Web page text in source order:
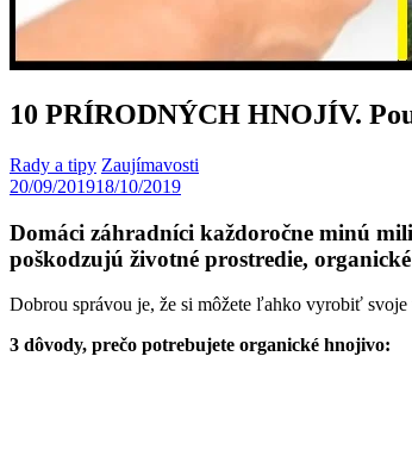
10 PRÍRODNÝCH HNOJÍV.
Rady a tipy Zaujímavosti
20/09/201918/10/2019
Domáci záhradníci každoročne minú
poškodzujú životné prostredie,
Dobrou správou je, že si môžete ľahko vyrobiť
3 dôvody, prečo potrebujete organické hnojivo: